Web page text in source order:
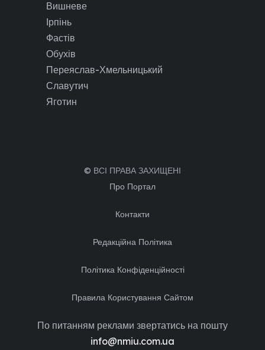
Вишневе
Ірпінь
Фастів
Обухів
Переяслав-Хмельницький
Славутич
Яготин
© ВСІ ПРАВА ЗАХИЩЕНІ
Про Портал
Контакти
Редакційна Політика
Політика Конфіденційності
Правила Користування Сайтом
По питанням реклами звертатись на пошту
info@nmiu.com.ua